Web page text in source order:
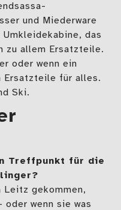
und Miederware
das
zu allem Ersatzteile.
oder wenn ein
Ersatzteile für alles.
Ski.
Treffpunkt für die
Leitz gekommen,
oder wenn sie was